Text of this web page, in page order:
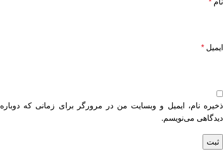
نام *
ایمیل *
ذخیره نام، ایمیل و وبسایت من در مرورگر برای زمانی که دوباره
دیدگاهی می‌نویسم.